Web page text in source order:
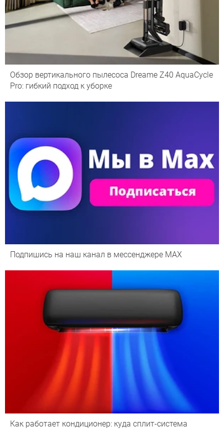
Обзор вертикального пылесоса Dreame Z40 AquaCycle
Pro: гибкий подход к уборке
Подпишись на наш канал в мессенджере МАХ
Как работает кондиционер: куда сплит-система